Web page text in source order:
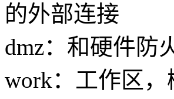
的外部连接
dmz：和硬件防
work：工作区